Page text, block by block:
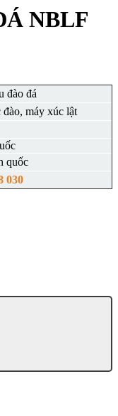
NBLF
đào đá
máy xúc lật
quốc
030